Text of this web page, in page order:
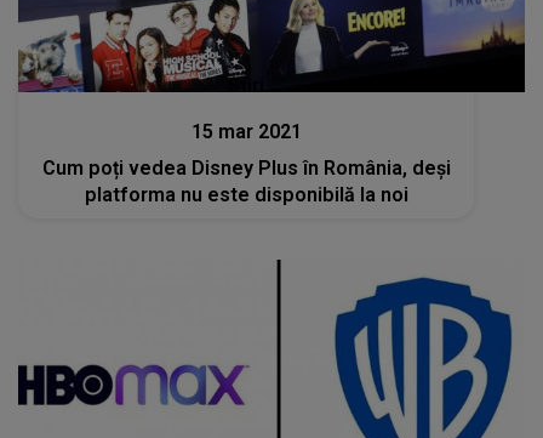
15 mar 2021
Cum poți vedea Disney Plus în România, deși
platforma nu este disponibilă la noi